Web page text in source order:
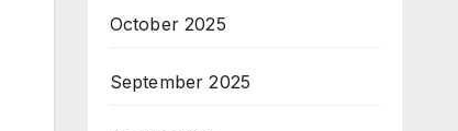
October 2025
September 2025